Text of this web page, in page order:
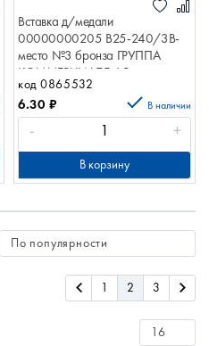
Вставка д/медали
00000000205 B25-240/3B-
место №3 бронза ГРУППА
КОММЕРЦИАЛЕ ФР
код 0865532
6.30 ₽ В наличии
- +
В корзину
1 2 3